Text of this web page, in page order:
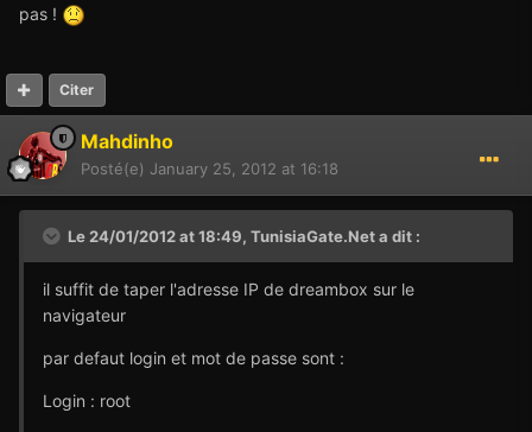
pas !
Citer
Mahdinho
Posté(e) January 25, 2012 at 16:18
Le 24/01/2012 at 18:49, TunisiaGate.Net a dit :
il suffit de taper l'adresse IP de dreambox sur le
navigateur
par defaut login et mot de passe sont :
Login : root